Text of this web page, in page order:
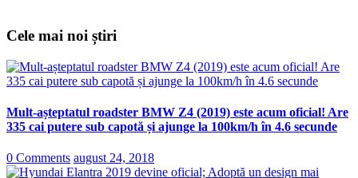
Cele mai noi știri
Mult-așteptatul roadster BMW Z4 (2019) este acum oficial! Are
335 cai putere sub capotă și ajunge la 100km/h în 4.6 secunde
0 Comments august 24, 2018